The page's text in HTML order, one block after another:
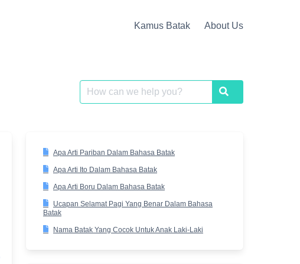
Kamus Batak About Us
Search
for:
Search
Apa Arti Pariban Dalam Bahasa Batak
Apa Arti Ito Dalam Bahasa Batak
Apa Arti Boru Dalam Bahasa Batak
Ucapan Selamat Pagi Yang Benar Dalam Bahasa
Batak
Nama Batak Yang Cocok Untuk Anak Laki-Laki